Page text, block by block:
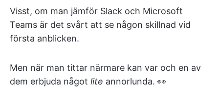
Visst, om man jämför Slack och Microsoft
Teams är det svårt att se någon skillnad vid
första anblicken.
Men när man tittar närmare kan var och en av
dem erbjuda något lite annorlunda. 👀